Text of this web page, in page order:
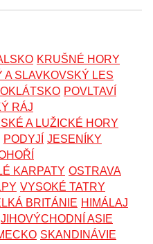
KRUŠNÉ HORY
A SLAVKOVSKÝ LES
POVLTAVÍ
RÁJ
A LUŽICKÉ HORY
PODYJÍ JESENÍKY
KARPATY OSTRAVA
VYSOKÉ TATRY
BRITÁNIE HIMÁLAJ
JIHOVÝCHODNÍ ASIE
SKANDINÁVIE